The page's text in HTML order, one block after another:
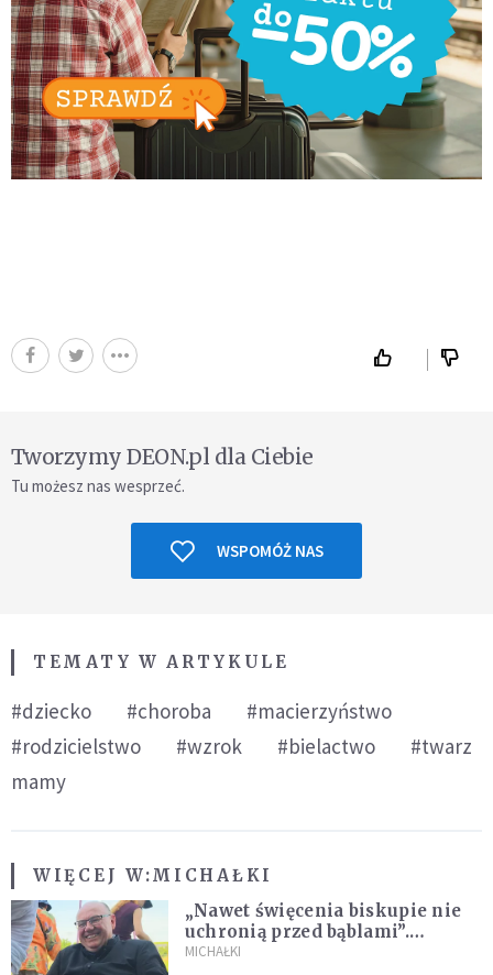
Tworzymy DEON.pl dla Ciebie
Tu możesz nas wesprzeć.
WSPOMÓŻ NAS
TEMATY W ARTYKULE
#dziecko #choroba
#macierzyństwo
#rodzicielstwo
#wzrok #bielactwo
#twarz
mamy
WIĘCEJ W:MICHAŁKI
„Nawet święcenia biskupie nie
uchronią przed bąblami”.
Archidiecezja pokazała
MICHAŁKI